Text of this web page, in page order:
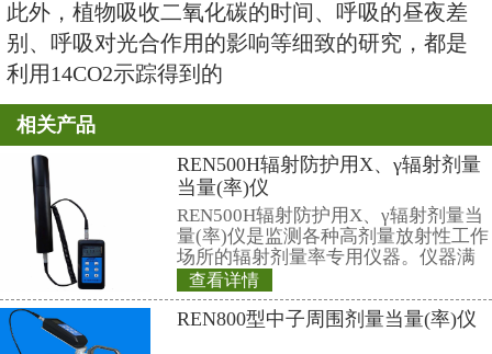
的氧到底是来源于水，还是来源于
氧-18分别标记H2O和CO2，使它
H218O和C18O2，然后进行两组光
一组向绿色植物提供H218O和CO2
绿色植物提供H2O和C1802。在相
对两组光合作用释放的氧进行了
第一组释放的氧全部是18O2，第
部是O2，从而证明了光合作用释